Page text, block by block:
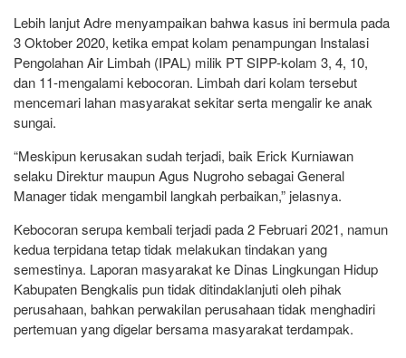
Lebih lanjut Adre menyampaikan bahwa kasus ini bermula pada
3 Oktober 2020, ketika empat kolam penampungan Instalasi
Pengolahan Air Limbah (IPAL) milik PT SIPP-kolam 3, 4, 10,
dan 11-mengalami kebocoran. Limbah dari kolam tersebut
mencemari lahan masyarakat sekitar serta mengalir ke anak
sungai.
“Meskipun kerusakan sudah terjadi, baik Erick Kurniawan
selaku Direktur maupun Agus Nugroho sebagai General
Manager tidak mengambil langkah perbaikan,” jelasnya.
Kebocoran serupa kembali terjadi pada 2 Februari 2021, namun
kedua terpidana tetap tidak melakukan tindakan yang
semestinya. Laporan masyarakat ke Dinas Lingkungan Hidup
Kabupaten Bengkalis pun tidak ditindaklanjuti oleh pihak
perusahaan, bahkan perwakilan perusahaan tidak menghadiri
pertemuan yang digelar bersama masyarakat terdampak.